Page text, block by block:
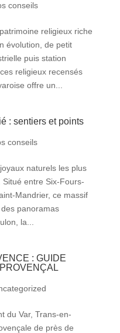
conseils
religieux riche
évolution, de petit
puis station
religieux recensés
offre un...
: sentiers et points
conseils
naturels les plus
entre Six-Fours-
Mandrier, ce massif
panoramas
la...
: GUIDE
du Var, Trans-en-
de près de